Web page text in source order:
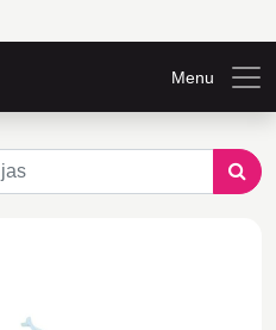
Menu